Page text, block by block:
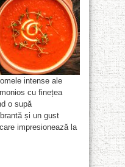
intense ale
cu finețea
o supă
și un gust
impresionează la